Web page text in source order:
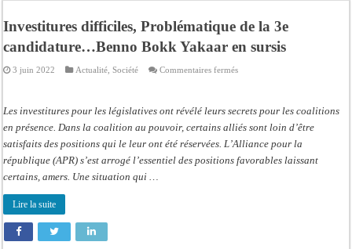
Tribunal de Dakar: Le verdict tombe pour Lamignou Darou, Oustaze Thiep et
Candidature de Macky à l’ONU: le soutien de Diomaye «est venu un peu tard»,
Diamniadio : l’entreprise Sen Oscar perd un hangar de deux hectares dans un
SENELEC : La torche qui balise l’émergence sénégalaise
KIIRAAY AU PALAIS — PASTEF À L’ASSEMBLÉE — LE FRAPP SUR LE
Électrification rurale : Thierno Alia MBENGUE plaide pour une énergie au
Investitures difficiles, Problématique de la 3e
candidature…Benno Bokk Yakaar en sursis
3 juin 2022 Actualité ,Société Commentaires ferméssur
la
3e
Benno
Yakaar
Les investitures pour les législatives ont révélé leurs secrets pour les coalitions
en présence. Dans la coalition au pouvoir, certains alliés sont loin d’être
satisfaits des positions qui le leur ont été réservées. L’Alliance pour la
république (APR) s’est arrogé l’essentiel des positions favorables laissant
certains, amers. Une situation qui …
Lire la suite